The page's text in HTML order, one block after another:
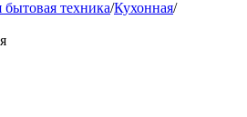
техника/Кухонная/